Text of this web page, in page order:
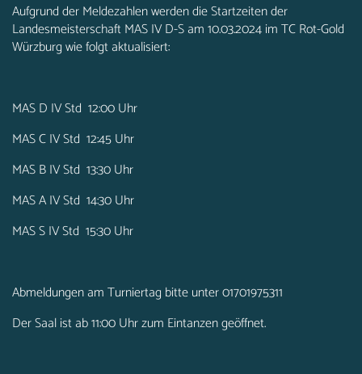
Aufgrund der Meldezahlen werden die Startzeiten der
Landesmeisterschaft MAS IV D-S am 10.03.2024 im TC Rot-Gold
Würzburg wie folgt aktualisiert:
MAS D IV Std 12:00 Uhr
MAS C IV Std 12:45 Uhr
MAS B IV Std 13:30 Uhr
MAS A IV Std 14:30 Uhr
MAS S IV Std 15:30 Uhr
Abmeldungen am Turniertag bitte unter 01701975311
Der Saal ist ab 11:00 Uhr zum Eintanzen geöffnet.